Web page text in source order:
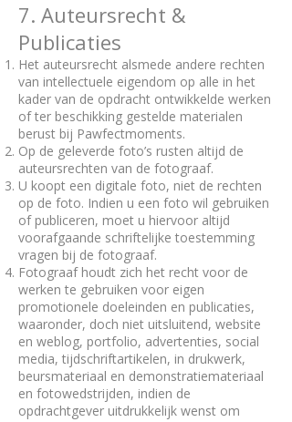
7. Auteursrecht &
Publicaties
Het auteursrecht alsmede andere rechten
van intellectuele eigendom op alle in het
kader van de opdracht ontwikkelde werken
of ter beschikking gestelde materialen
berust bij Pawfectmoments.
Op de geleverde foto’s rusten altijd de
auteursrechten van de fotograaf.
U koopt een digitale foto, niet de rechten
op de foto. Indien u een foto wil gebruiken
of publiceren, moet u hiervoor altijd
voorafgaande schriftelijke toestemming
vragen bij de fotograaf.
Fotograaf houdt zich het recht voor de
werken te gebruiken voor eigen
promotionele doeleinden en publicaties,
waaronder, doch niet uitsluitend, website
en weblog, portfolio, advertenties, social
media, tijdschriftartikelen, in drukwerk,
beursmateriaal en demonstratiemateriaal
en fotowedstrijden, indien de
opdrachtgever uitdrukkelijk wenst om